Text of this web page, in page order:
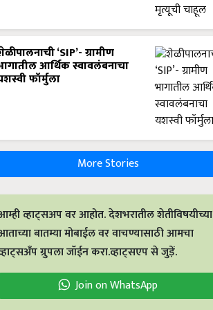
‘SIP’- ग्रामीण
आर्थिक स्वावलंबनाचा
फॉर्मुला
More Stories
व्हाट्सअप वर आहोत. देशभरातील शेतीविषयीच्या
बातम्या मोबाईल वर वाचण्यासाठी आमचा
ग्रुपला जॉईन करा.व्हाट्सएप से जुड़ें.
Join on WhatsApp